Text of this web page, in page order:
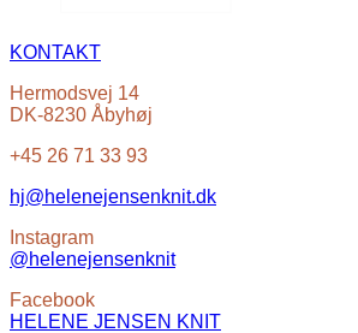
KONTAKT
Hermodsvej 14
DK-8230 Åbyhøj
+45 26 71 33 93
hj@helenejensenknit.dk
Instagram
@helenejensenknit
Facebook
HELENE JENSEN KNIT